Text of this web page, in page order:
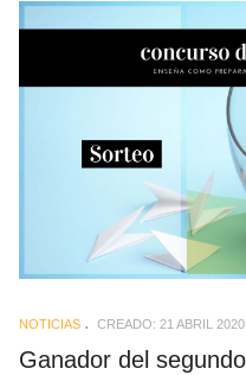
NOTICIAS CREADO: 21 ABRIL 2020
Ganador del